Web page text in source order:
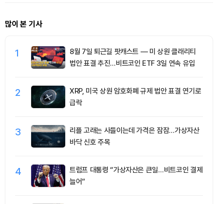
많이 본 기사
1
8월 7일 퇴근길 팟캐스트 — 미 상원 클래리티
법안 표결 추진…비트코인 ETF 3일 연속 유입
2
XRP, 미국 상원 암호화폐 규제 법안 표결 연기로
급락
3
리플 고래는 사들이는데 가격은 잠잠…가상자산
바닥 신호 주목
4
트럼프 대통령 “가상자산은 큰일…비트코인 결제
늘어”